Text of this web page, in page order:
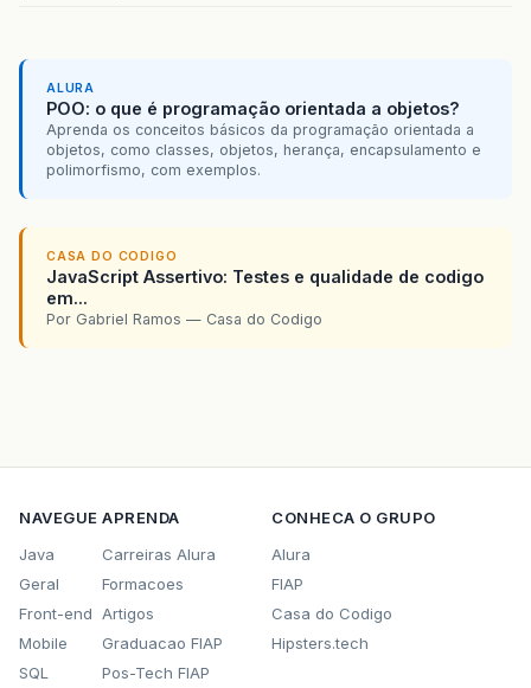
ALURA
POO: o que é programação orientada a objetos?
Aprenda os conceitos básicos da programação orientada a
objetos, como classes, objetos, herança, encapsulamento e
polimorfismo, com exemplos.
CASA DO CODIGO
JavaScript Assertivo: Testes e qualidade de codigo
em...
Por Gabriel Ramos — Casa do Codigo
NAVEGUE
Java
Geral
Front-end
Mobile
SQL
APRENDA
Carreiras Alura
Formacoes
Artigos
Graduacao FIAP
Pos-Tech FIAP
CONHECA O GRUPO
Alura
FIAP
Casa do Codigo
Hipsters.tech